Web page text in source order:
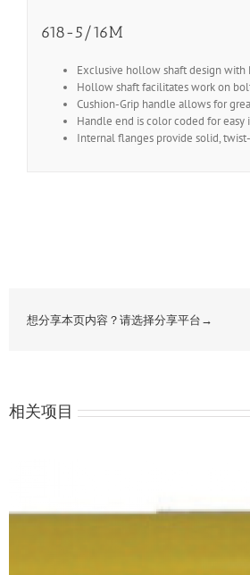
618-5/16M
Exclusive hollow shaft design with
Hollow shaft facilitates work on
Cushion-Grip handle allows for
Handle end is color coded for
Internal flanges provide solid,
想分享本页内容？请选择分享平台→
相关项目